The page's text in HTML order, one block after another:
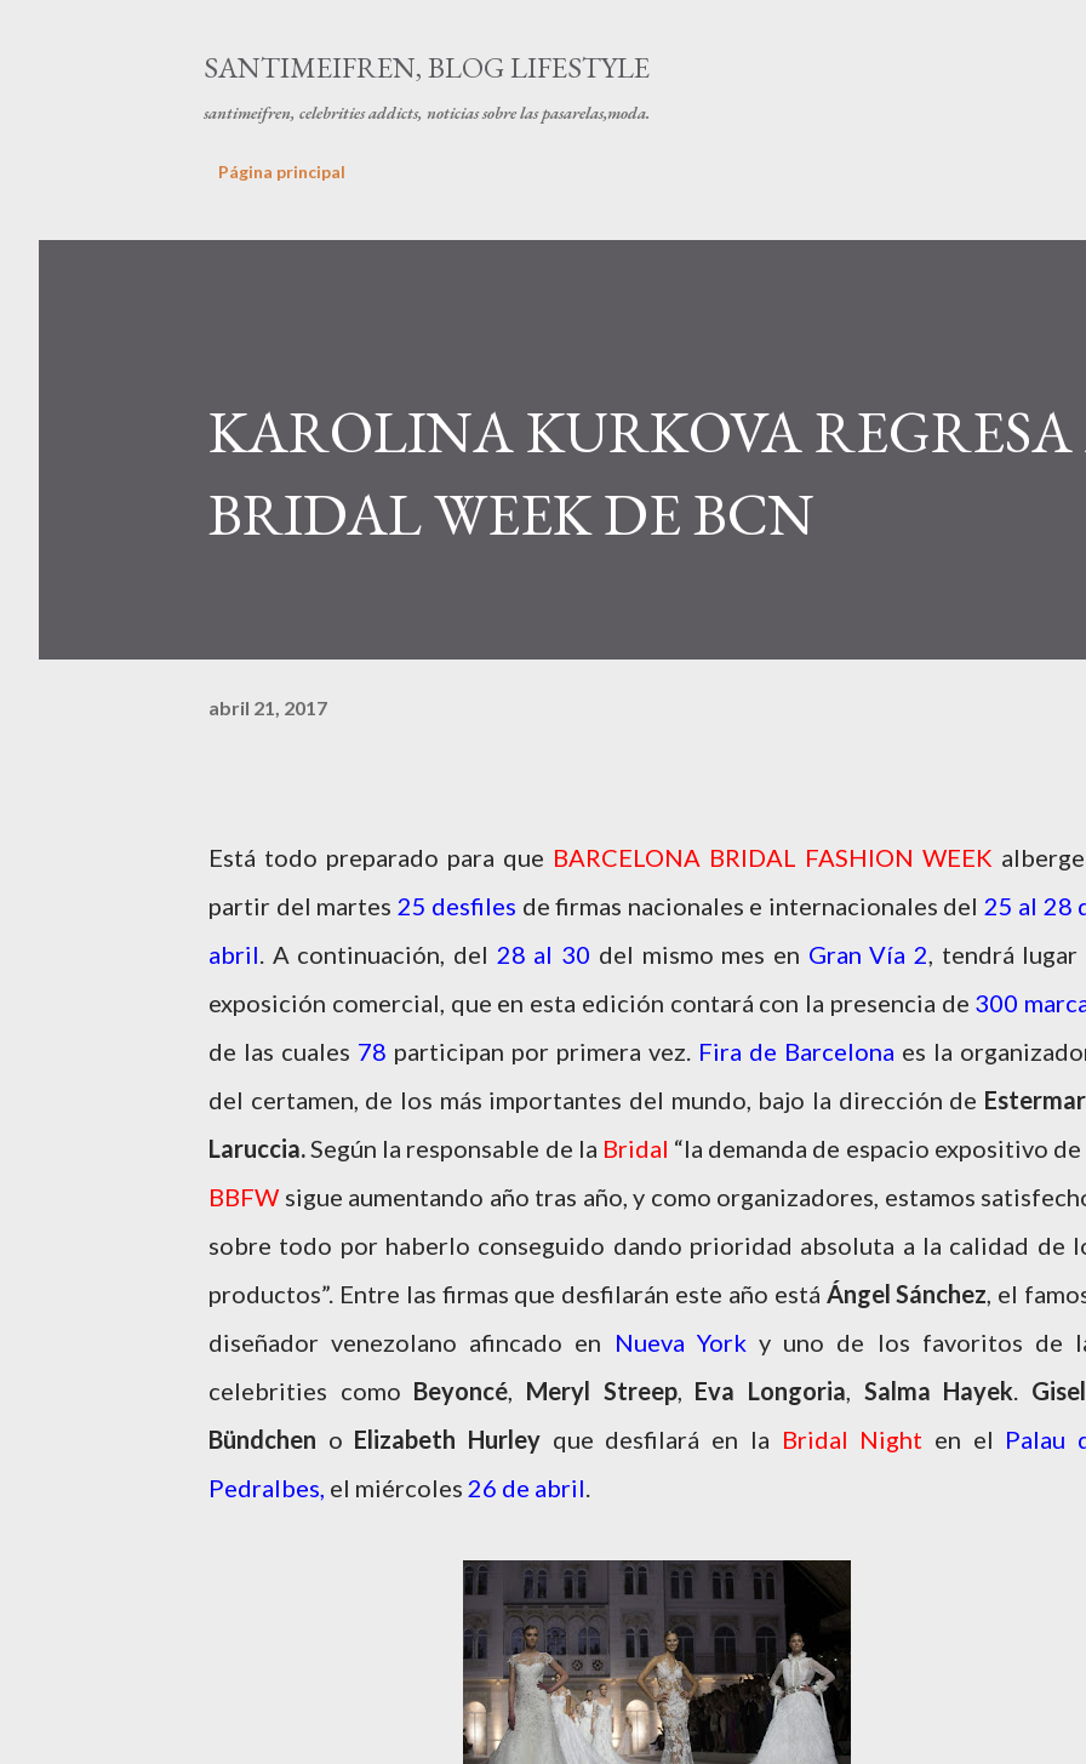
SANTIMEIFREN, BLOG LIFESTYLE
santimeifren, celebrities addicts, noticias sobre las pasarelas,moda.
Página principal
KAROLINA KURKOVA
BRIDAL WEEK DE BCN
abril 21, 2017
Está todo preparado para que BARCELONA BRIDAL FASHION WEEK
partir del martes 25 desfiles de firmas nacionales e internacionales del 25 al 28
abril. A continuación, del 28 al 30 del mismo mes en Gran Vía 2, tendrá lugar
exposición comercial, que en esta edición contará con la presencia de 300
de las cuales 78 participan por primera vez. Fira de Barcelona es la
del certamen, de los más importantes del mundo, bajo la dirección de
Laruccia.Según la responsable de la Bridal “la demanda de espacio expositivo de
BBFW sigue aumentando año tras año, y como organizadores, estamos
sobre todo por haberlo conseguido dando prioridad absoluta a la calidad de
productos”. Entre las firmas que desfilarán este año está Ángel Sánchez, el
diseñador venezolano afincado en Nueva Yorky uno de los favoritos de
celebrities como Beyoncé, Meryl Streep, Eva Longoria, Salma Hayek.
Bündchen o Elizabeth Hurley que desfilará en la Bridal Night en el Palau
Pedralbes, el miércoles 26 de abril.